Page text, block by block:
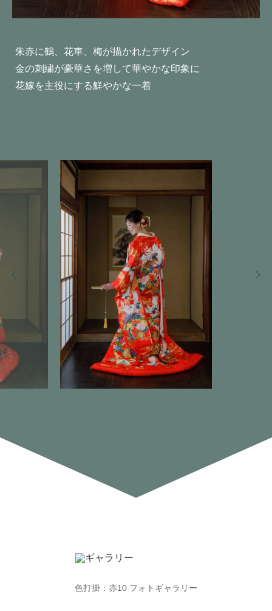
朱赤に鶴、花車、梅が描かれたデザイン
金の刺繍が豪華さを増して華やかな印象に
花嫁を主役にする鮮やかな一着
色打掛：赤10 フォトギャラリー